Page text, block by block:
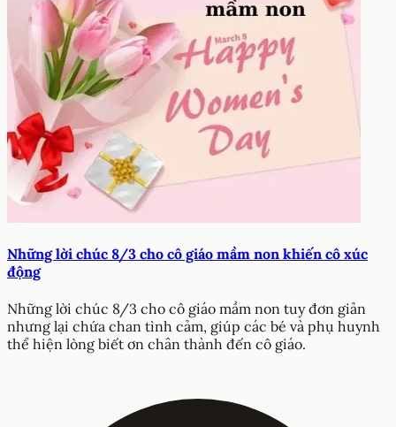
Những lời chúc 8/3 cho cô giáo mầm non khiến cô xúc
động
Những lời chúc 8/3 cho cô giáo mầm non tuy đơn giản
nhưng lại chứa chan tình cảm, giúp các bé và phụ huynh
thể hiện lòng biết ơn chân thành đến cô giáo.